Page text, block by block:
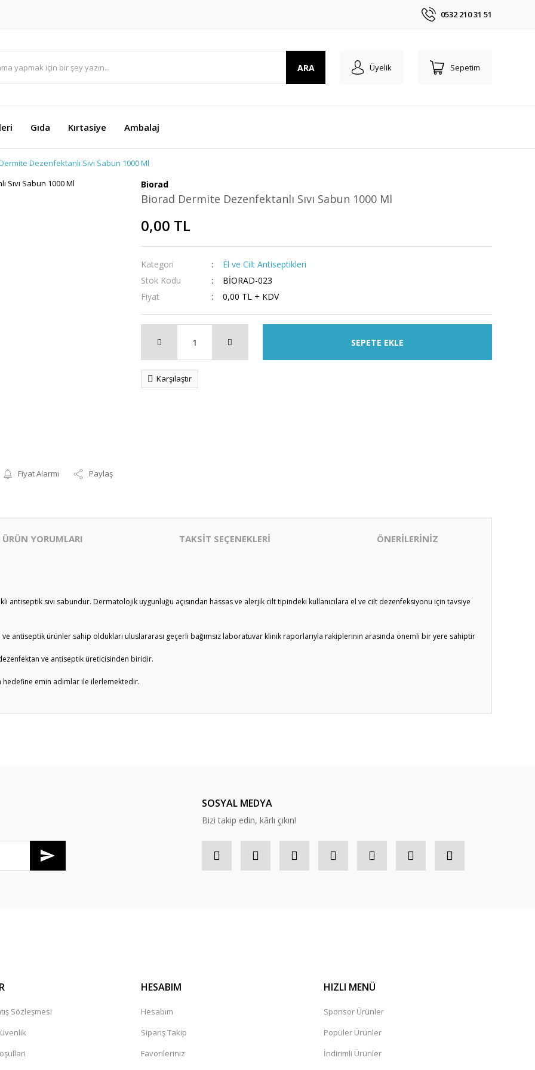
0532 210 31 51
ARA Üyelik Sepetim
Gıda Kırtasiye Ambalaj
Dezenfektanlı Sıvı Sabun 1000 Ml
Fiyat Alarmı Paylaş
Biorad
Biorad Dermite Dezenfektanlı Sıvı Sabun 1000 Ml
0,00 TL
Kategori
El ve Cilt Antiseptikleri
Stok Kodu
BİORAD-023
Fiyat
0,00 TL + KDV
SEPETE EKLE
Karşılaştır
ÜRÜN YORUMLARI TAKSİT SEÇENEKLERİ ÖNERİLERİNİZ
antiseptik sıvı sabundur. Dermatolojik uygunluğu açısından hassas ve alerjik cilt tipindeki kullanıcılara el ve cilt dezenfeksiyonu için tavsiye
ve antiseptik ürünler sahip oldukları uluslararası geçerli bağımsız laboratuvar klinik raporlarıyla rakiplerinin arasında önemli bir yere sahiptir
ve antiseptik üreticisinden biridir.
emin adımlar ile ilerlemektedir.
SOSYAL MEDYA
Bizi takip edin, kârlı çıkın!
Sözleşmesi
HESABIM
Hesabım
Sipariş Takip
Favorileriniz
HIZLI MENÜ
Sponsor Ürünler
Popüler Ürünler
İndirimli Ürünler